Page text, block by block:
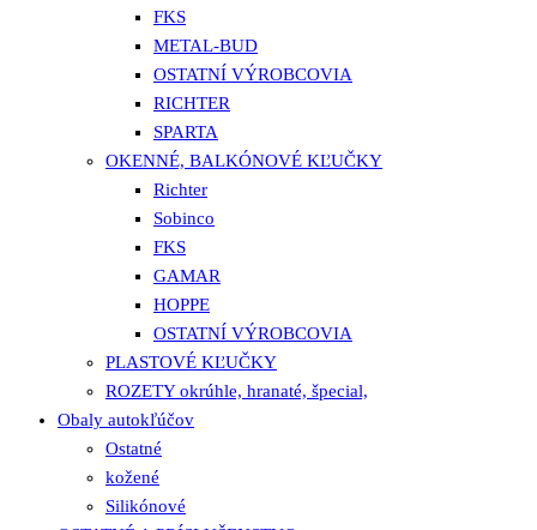
FKS
METAL-BUD
OSTATNÍ VÝROBCOVIA
RICHTER
SPARTA
OKENNÉ, BALKÓNOVÉ KĽUČKY
Richter
Sobinco
FKS
GAMAR
HOPPE
OSTATNÍ VÝROBCOVIA
PLASTOVÉ KĽUČKY
ROZETY okrúhle, hranaté, špecial,
Obaly autokľúčov
Ostatné
kožené
Silikónové